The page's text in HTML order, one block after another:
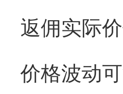
返佣实际
价格波动